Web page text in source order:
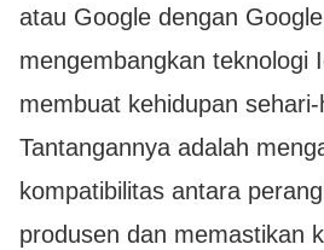
atau Google dengan
mengembangkan teknologi
membuat kehidupan
Tantangannya adalah
kompatibilitas antara
produsen dan memastikan